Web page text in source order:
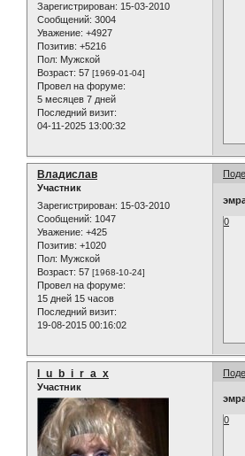
Зарегистрирован: 15-03-2010
Сообщений: 3004
Уважение: +4927
Позитив: +5216
Пол: Мужской
Возраст: 57 [1969-01-04]
Провел на форуме:
5 месяцев 7 дней
Последний визит:
04-11-2025 13:00:32
Владислав
Участник
Зарегистрирован: 15-03-2010
Сообщений: 1047
Уважение: +425
Позитив: +1020
Пол: Мужской
Возраст: 57 [1968-10-24]
Провел на форуме:
15 дней 15 часов
Последний визит:
19-08-2015 00:16:02
0
l_u_b_i_r_a_x
Участник
0